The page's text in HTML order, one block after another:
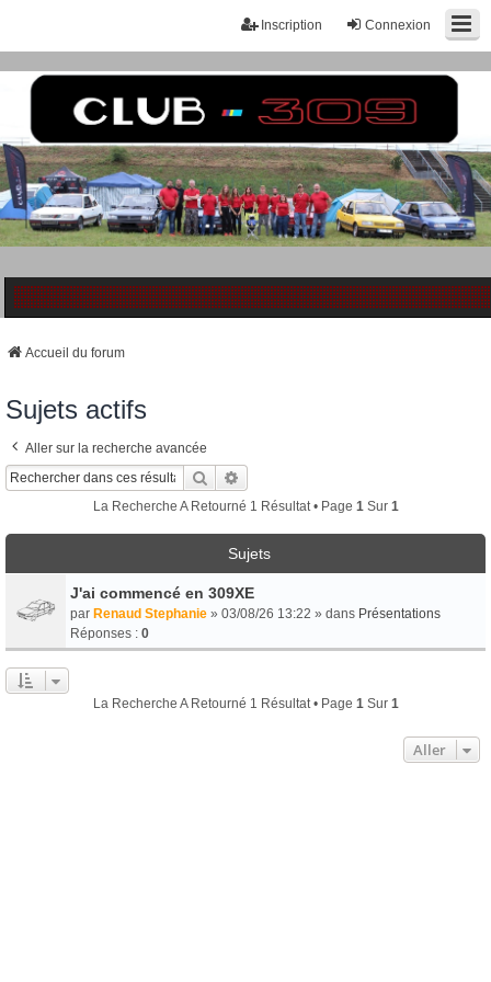
Connexion
Inscription
Accueil du forum
Sujets actifs
Aller sur la recherche avancée
Rechercher
La Recherche A Retourné 1 Résultat • Page 1Sur 1
Sujets
J'ai commencé en 309XE
par Renaud Stephanie » 03/08/26 13:22 » dans Présentations
Réponses : 0
La Recherche A Retourné 1 Résultat • Page 1Sur 1
Aller